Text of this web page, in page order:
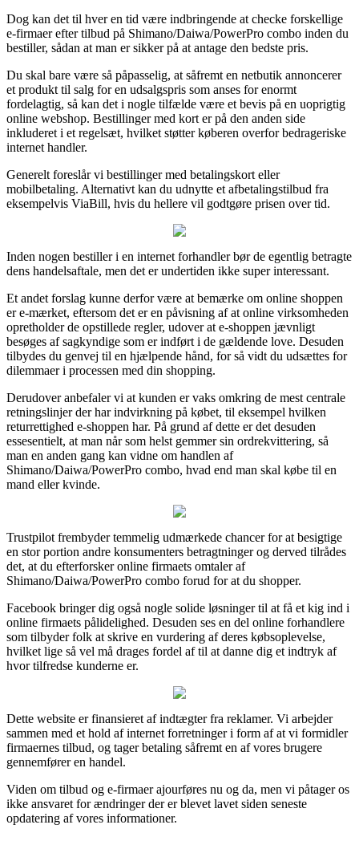
Dog kan det til hver en tid være indbringende at checke forskellige
e-firmaer efter tilbud på Shimano/Daiwa/PowerPro combo inden du
bestiller, sådan at man er sikker på at antage den bedste pris.
Du skal bare være så påpasselig, at såfremt en netbutik annoncerer
et produkt til salg for en udsalgspris som anses for enormt
fordelagtig, så kan det i nogle tilfælde være et bevis på en uoprigtig
online webshop. Bestillinger med kort er på den anden side
inkluderet i et regelsæt, hvilket støtter køberen overfor bedrageriske
internet handler.
Generelt foreslår vi bestillinger med betalingskort eller
mobilbetaling. Alternativt kan du udnytte et afbetalingstilbud fra
eksempelvis ViaBill, hvis du hellere vil godtgøre prisen over tid.
Inden nogen bestiller i en internet forhandler bør de egentlig betragte
dens handelsaftale, men det er undertiden ikke super interessant.
Et andet forslag kunne derfor være at bemærke om online shoppen
er e-mærket, eftersom det er en påvisning af at online virksomheden
opretholder de opstillede regler, udover at e-shoppen jævnligt
besøges af sagkyndige som er indført i de gældende love. Desuden
tilbydes du genvej til en hjælpende hånd, for så vidt du udsættes for
dilemmaer i processen med din shopping.
Derudover anbefaler vi at kunden er vaks omkring de mest centrale
retningslinjer der har indvirkning på købet, til eksempel hvilken
returrettighed e-shoppen har. På grund af dette er det desuden
essesentielt, at man når som helst gemmer sin ordrekvittering, så
man en anden gang kan vidne om handlen af
Shimano/Daiwa/PowerPro combo, hvad end man skal købe til en
mand eller kvinde.
Trustpilot frembyder temmelig udmærkede chancer for at besigtige
en stor portion andre konsumenters betragtninger og derved tilrådes
det, at du efterforsker online firmaets omtaler af
Shimano/Daiwa/PowerPro combo forud for at du shopper.
Facebook bringer dig også nogle solide løsninger til at få et kig ind i
online firmaets pålidelighed. Desuden ses en del online forhandlere
som tilbyder folk at skrive en vurdering af deres købsoplevelse,
hvilket lige så vel må drages fordel af til at danne dig et indtryk af
hvor tilfredse kunderne er.
Dette website er finansieret af indtægter fra reklamer. Vi arbejder
sammen med et hold af internet forretninger i form af at vi formidler
firmaernes tilbud, og tager betaling såfremt en af vores brugere
gennemfører en handel.
Viden om tilbud og e-firmaer ajourføres nu og da, men vi påtager os
ikke ansvaret for ændringer der er blevet lavet siden seneste
opdatering af vores informationer.